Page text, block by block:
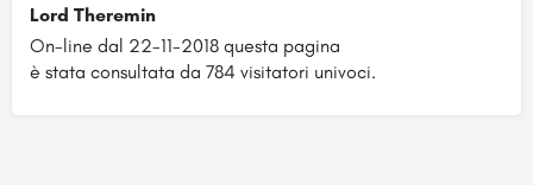
Lord Theremin
On-line dal 22-11-2018 questa pagina
è stata consultata da 784 visitatori univoci.